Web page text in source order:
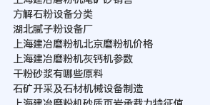
方解石粉设备分类
湖北腻子粉设备厂
上海建冶磨粉机北京磨粉机价格
上海建冶磨粉机灰钙机参数
干粉砂浆有哪些原料
石矿开采及石材机械设备制造